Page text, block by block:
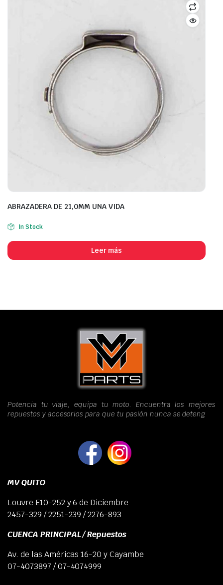
ABRAZADERA DE 21,0MM UNA VIDA
In Stock
Leer más
Potencia tu viaje, equipa tu moto. Encuentra los mejores
repuestos y accesorios para que tu pasión nunca se deteng
MV QUITO
Louvre E10-252 y 6 de Diciembre
2457-329 / 2251-239 / 2276-893
CUENCA PRINCIPAL / Repuestos
Av. de las Américas 16-20 y Cayambe
07-4073897 / 07-4074999